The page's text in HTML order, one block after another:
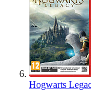
Hogwarts